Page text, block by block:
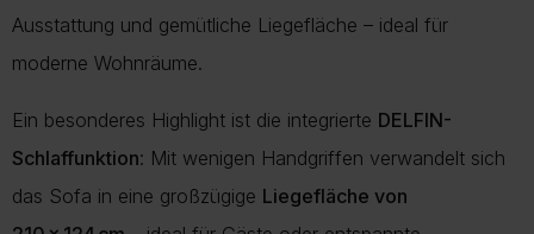
Ausstattung und gemütliche Liegefläche – ideal für
moderne Wohnräume.
Ein besonderes Highlight ist die integrierte DELFIN-
Schlaffunktion: Mit wenigen Handgriffen verwandelt sich
das Sofa in eine großzügige Liegefläche von